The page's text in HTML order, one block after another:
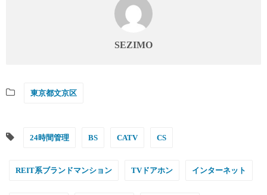
SEZIMO
東京都文京区
24時間管理 BS CATV CS
REIT系ブランドマンション TVドアホン インターネット